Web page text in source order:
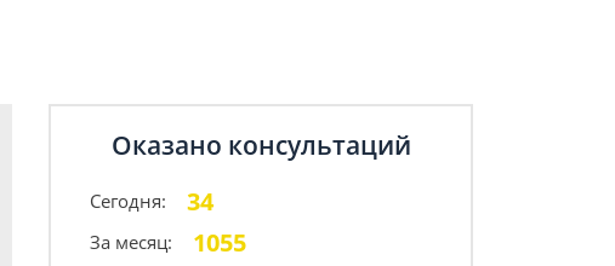
Оказано консультаций
Сегодня: 34
За месяц: 1055